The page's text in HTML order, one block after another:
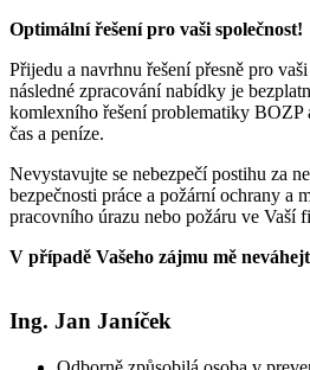
Optimální řešení pro vaši společnost!
Přijedu a navrhnu řešení přesně pro
následné zpracování nabídky je
komlexního řešení problematiky BOZP
čas a peníze.
Nevystavujte se nebezpečí postihu za
bezpečnosti práce a požární ochrany a
pracovního úrazu nebo požáru ve Vaší
V případě Vašeho zájmu mě
Ing. Jan Janíček